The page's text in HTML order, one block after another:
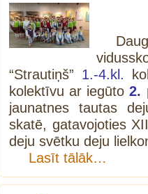
“Strautiņš” 1.-4.kl.
kolektīvu ar iegūto2.
jaunatnes tautas
skatē, gatavojoties
deju svētku deju
Lasīt tālāk…